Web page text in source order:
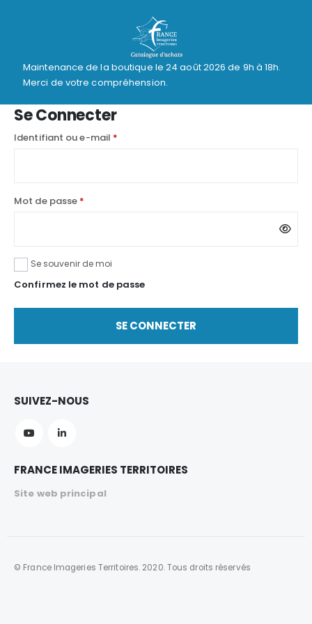
Maintenance de la boutique le 24 août 2026 de 9h à 18h.
Merci de votre compréhension.
Se Connecter
Identifiant ou e-mail *
Mot de passe *
Se souvenir de moi
Confirmez le mot de passe
SE CONNECTER
SUIVEZ-NOUS
FRANCE IMAGERIES TERRITOIRES
Site web principal
© France Imageries Territoires. 2020. Tous droits réservés